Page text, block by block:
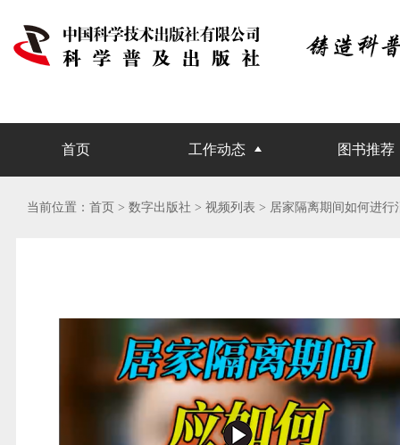
首页 工作动态 图书推荐
当前位置： 首页 > 数字出版社 > 视频列表 > 居家隔离期间如何进行